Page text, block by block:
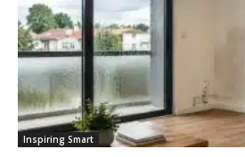
Inspiring Smart